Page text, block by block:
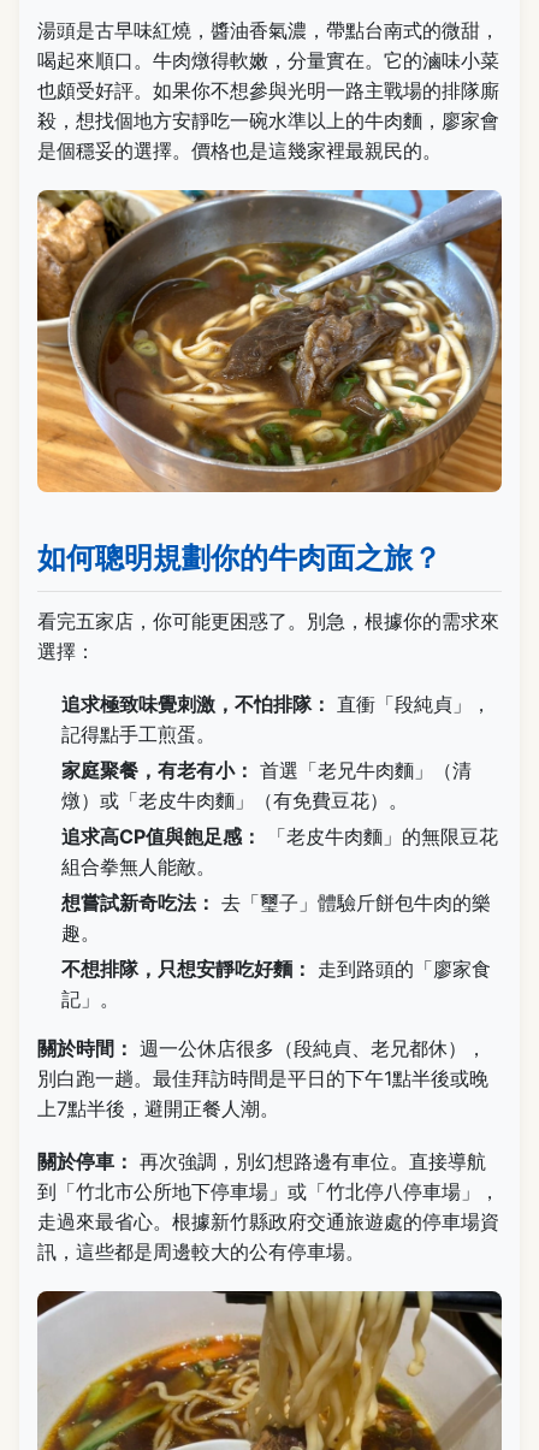
湯頭是古早味紅燒，醬油香氣濃，帶點台南式的微甜，
喝起來順口。牛肉燉得軟嫩，分量實在。它的滷味小菜
也頗受好評。如果你不想參與光明一路主戰場的排隊廝
殺，想找個地方安靜吃一碗水準以上的牛肉麵，廖家會
是個穩妥的選擇。價格也是這幾家裡最親民的。
如何聰明規劃你的牛肉面之旅？
看完五家店，你可能更困惑了。別急，根據你的需求來
選擇：
追求極致味覺刺激，不怕排隊： 直衝「段純貞」，
記得點手工煎蛋。
家庭聚餐，有老有小： 首選「老兄牛肉麵」（清
燉）或「老皮牛肉麵」（有免費豆花）。
追求高CP值與飽足感：
「老皮牛肉麵」的無限豆花
組合拳無人能敵。
想嘗試新奇吃法： 去「璽子」體驗斤餅包牛肉的樂
趣。
不想排隊，只想安靜吃好麵： 走到路頭的「廖家食
記」。
關於時間： 週一公休店很多（段純貞、老兄都休），
別白跑一趟。最佳拜訪時間是平日的下午1點半後或晚
上7點半後，避開正餐人潮。
關於停車： 再次強調，別幻想路邊有車位。直接導航
到「竹北市公所地下停車場」或「竹北停八停車場」，
走過來最省心。根據新竹縣政府交通旅遊處的停車場資
訊，這些都是周邊較大的公有停車場。